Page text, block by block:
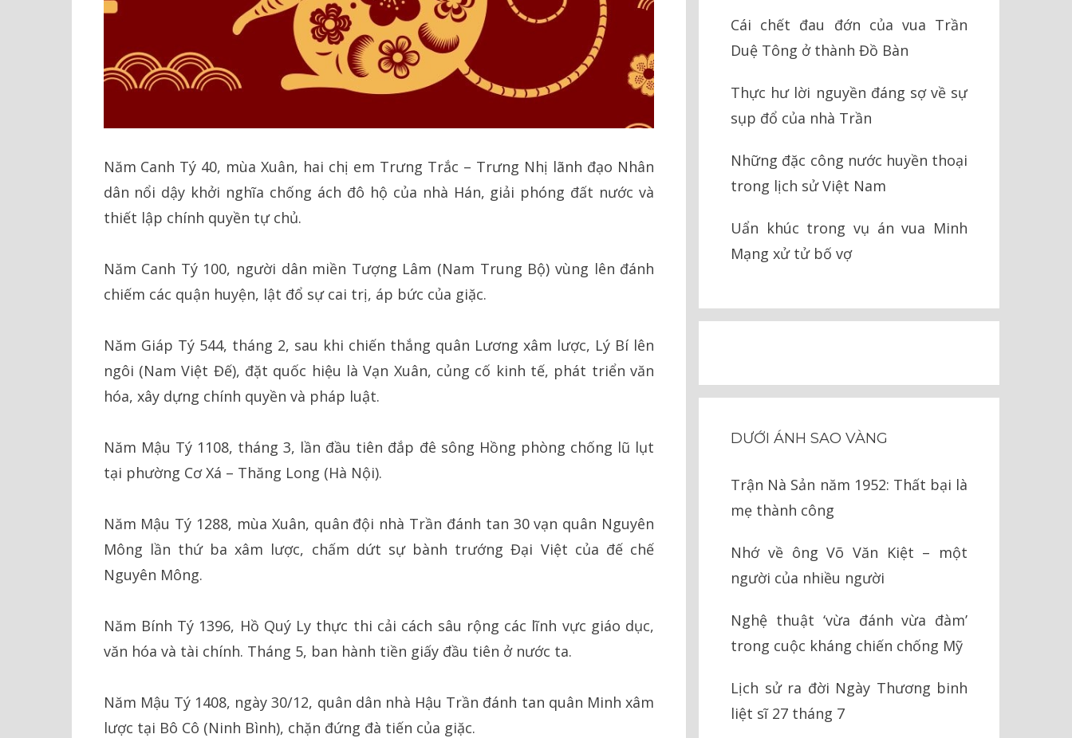
Năm Canh Tý 40, mùa Xuân, hai chị em Trưng Trắc – Trưng Nhị lãnh đạo Nhân
dân nổi dậy khởi nghĩa chống ách đô hộ của nhà Hán, giải phóng đất nước và
thiết lập chính quyền tự chủ.
Năm Canh Tý 100, người dân miền Tượng Lâm (Nam Trung Bộ) vùng lên đánh
chiếm các quận huyện, lật đổ sự cai trị, áp bức của giặc.
Năm Giáp Tý 544, tháng 2, sau khi chiến thắng quân Lương xâm lược, Lý Bí lên
ngôi (Nam Việt Đế), đặt quốc hiệu là Vạn Xuân, củng cố kinh tế, phát triển văn
hóa, xây dựng chính quyền và pháp luật.
Năm Mậu Tý 1108, tháng 3, lần đầu tiên đắp đê sông Hồng phòng chống lũ lụt
tại phường Cơ Xá – Thăng Long (Hà Nội).
Năm Mậu Tý 1288, mùa Xuân, quân đội nhà Trần đánh tan 30 vạn quân Nguyên
Mông lần thứ ba xâm lược, chấm dứt sự bành trướng Đại Việt của đế chế
Nguyên Mông.
Năm Bính Tý 1396, Hồ Quý Ly thực thi cải cách sâu rộng các lĩnh vực giáo dục,
văn hóa và tài chính. Tháng 5, ban hành tiền giấy đầu tiên ở nước ta.
Năm Mậu Tý 1408, ngày 30/12, quân dân nhà Hậu Trần đánh tan quân Minh xâm
lược tại Bô Cô (Ninh Bình), chặn đứng đà tiến của giặc.
Cái chết đau đớn của vua Trần
Duệ Tông ở thành Đồ Bàn
Thực hư lời nguyền đáng sợ về sự
sụp đổ của nhà Trần
Những đặc công nước huyền thoại
trong lịch sử Việt Nam
Uẩn khúc trong vụ án vua Minh
Mạng xử tử bố vợ
DƯỚI ÁNH SAO VÀNG
Trận Nà Sản năm 1952: Thất bại là
mẹ thành công
Nhớ về ông Võ Văn Kiệt – một
người của nhiều người
Nghệ thuật ‘vừa đánh vừa đàm’
trong cuộc kháng chiến chống Mỹ
Lịch sử ra đời Ngày Thương binh
liệt sĩ 27 tháng 7